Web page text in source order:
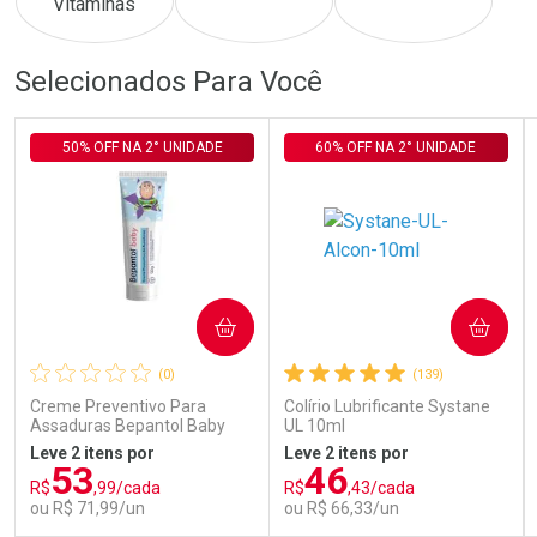
Comprar sem Desconto
Por R$ 115,00/cada
Por R$ 115,00/cada
Comprar sem Desconto
Por R$ 686,00/cada
Por R$ 686,00/cada
Selecionados Para Você
(0)
Creme Preventivo Para
Assaduras Bepantol Baby
Toy Story Personagens
Sortidos 120g
50% OFF NA 2° UNIDADE
Leve 2 itens por
R$53,99/cada
ou R$ 71,99/un
COMPRAR
(139)
Colírio Lubrificante Systane
UL 10ml
60% OFF NA 2° UNIDADE
Leve 2 itens por
R$46,43/cada
ou R$ 66,33/un
COMPRAR